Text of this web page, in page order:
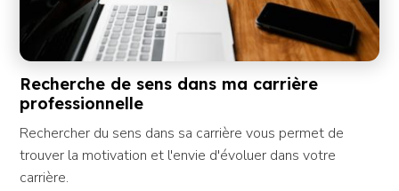
Recherche de sens dans ma carrière
professionnelle
Rechercher du sens dans sa carrière vous permet de
trouver la motivation et l'envie d'évoluer dans votre
carrière.